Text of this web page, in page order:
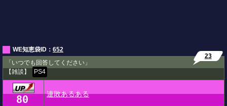
WE知恵袋ID： 652
「いつでも回答してください」
【雑談】
PS4
23
★ 80 連敗あるある